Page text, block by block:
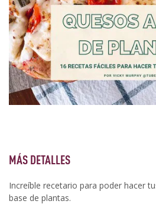
MÁS DETALLES
Increíble recetario para poder hacer
base de plantas.